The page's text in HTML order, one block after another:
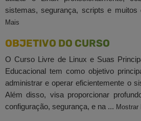
sistemas, segurança, scripts e muitos
Mais
OBJETIVO DO CURSO
O Curso Livre de Linux e Suas
Educacional tem como objetivo
administrar e operar eficientemente o
Além disso, visa proporcionar
configuração, segurança, e na ... Mostrar